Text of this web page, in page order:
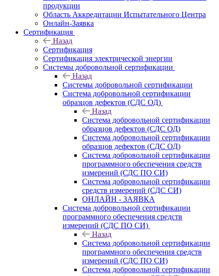
продукции
Область Аккредитации Испытательного Центра
Онлайн-Заявка
Сертификация
Назад
Сертификация
Сертификация электрической энергии
Системы добровольной сертификации
Назад
Системы добровольной сертификации
Система добровольной сертификации
образцов дефектов (СДС ОД)
Назад
Система добровольной сертификации
образцов дефектов (СДС ОД)
Система добровольной сертификации
образцов дефектов (СДС ОД)
Система добровольной сертификации
программного обеспечения средств
измерений (СДС ПО СИ)
Система добровольной сертификации
средств измерений (СДС СИ)
ОНЛАЙН - ЗАЯВКА
Система добровольной сертификации
программного обеспечения средств
измерений (СДС ПО СИ)
Назад
Система добровольной сертификации
программного обеспечения средств
измерений (СДС ПО СИ)
Система добровольной сертификации